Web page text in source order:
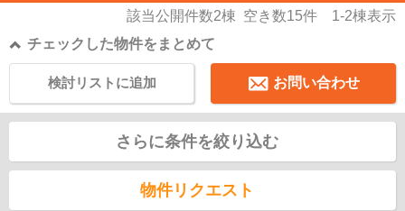
該当公開件数2棟 空き数15件 1-2棟表示
チェックした物件をまとめて
お問い合わせ
検討リストに追加
さらに条件を絞り込む
物件リクエスト